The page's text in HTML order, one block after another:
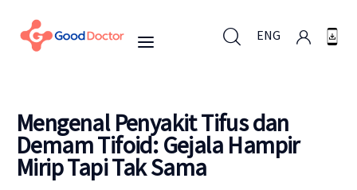
ENG
ENG
Untuk Bisnis
Mengenal Penyakit Tifus dan
Demam Tifoid: Gejala Hampir
Mirip Tapi Tak Sama